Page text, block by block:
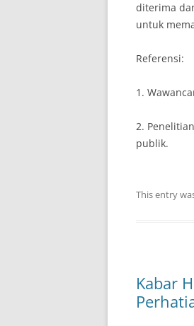
diterima
untuk
Referensi:
1.
2.
publik.
This entry
Kabar